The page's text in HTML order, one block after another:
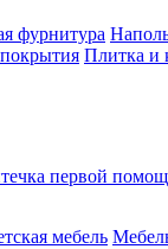
фурнитура
Плитка и
первой
мебель